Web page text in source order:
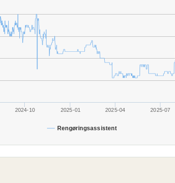
Rengøringsassistent
2024-10 2025-01 2025-04 2025-07